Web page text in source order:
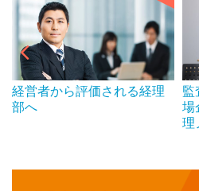
経営者から評価される経理
部へ
監
場
理